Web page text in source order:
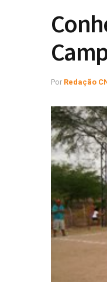
Por Redação